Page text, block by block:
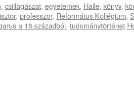
, csillagászat, egyetemek, Halle, könyv,
, professzor, Református Kollégium,
a 18.századból, tudománytörténet